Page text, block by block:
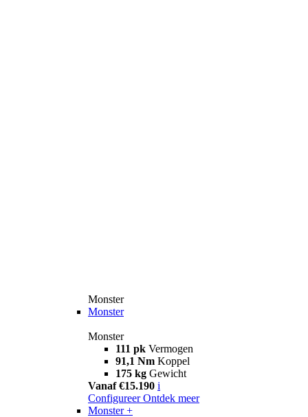
Monster
Monster
Monster
111 pk Vermogen
91,1 Nm Koppel
175 kg Gewicht
Vanaf €15.190 i
Configureer Ontdek meer
Monster +